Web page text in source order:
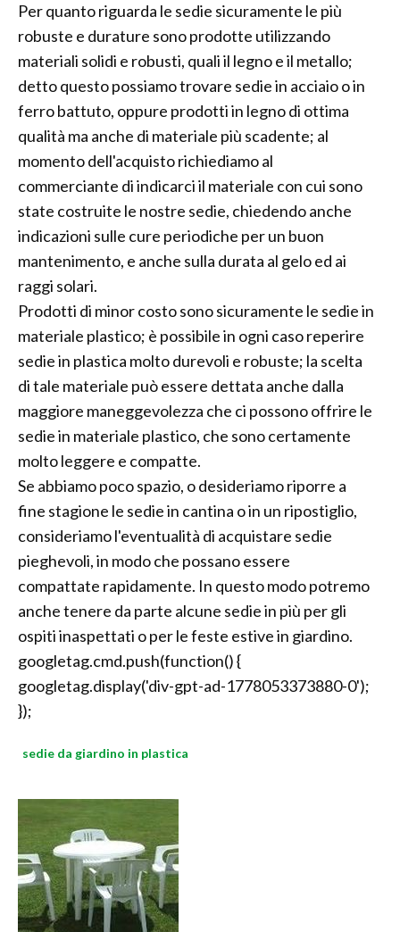
Per quanto riguarda le sedie sicuramente le più
robuste e durature sono prodotte utilizzando
materiali solidi e robusti, quali il legno e il metallo;
detto questo possiamo trovare sedie in acciaio o in
ferro battuto, oppure prodotti in legno di ottima
qualità ma anche di materiale più scadente; al
momento dell'acquisto richiediamo al
commerciante di indicarci il materiale con cui sono
state costruite le nostre sedie, chiedendo anche
indicazioni sulle cure periodiche per un buon
mantenimento, e anche sulla durata al gelo ed ai
raggi solari.
Prodotti di minor costo sono sicuramente le sedie in
materiale plastico; è possibile in ogni caso reperire
sedie in plastica molto durevoli e robuste; la scelta
di tale materiale può essere dettata anche dalla
maggiore maneggevolezza che ci possono offrire le
sedie in materiale plastico, che sono certamente
molto leggere e compatte.
Se abbiamo poco spazio, o desideriamo riporre a
fine stagione le sedie in cantina o in un ripostiglio,
consideriamo l'eventualità di acquistare sedie
pieghevoli, in modo che possano essere
compattate rapidamente. In questo modo potremo
anche tenere da parte alcune sedie in più per gli
ospiti inaspettati o per le feste estive in giardino.
googletag.cmd.push(function() {
googletag.display('div-gpt-ad-1778053373880-0');
});
sedie da giardino in plastica